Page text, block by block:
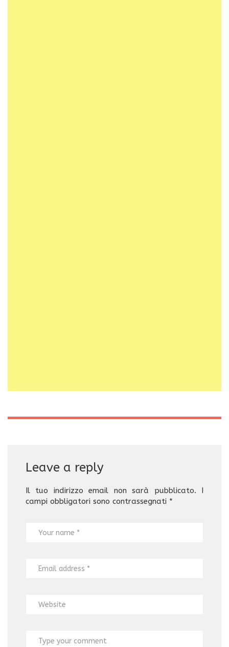
Leave a reply
Il tuo indirizzo email non sarà pubblicato. I
campi obbligatori sono contrassegnati *